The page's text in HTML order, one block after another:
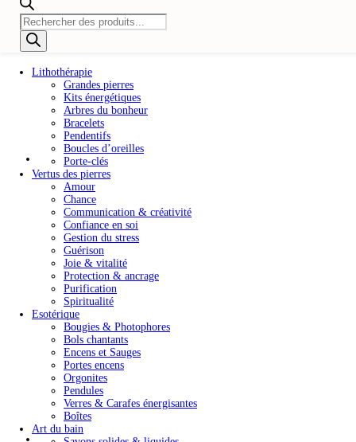
Recherche
de
produits
Lithothérapie
Grandes pierres
Kits énergétiques
Arbres du bonheur
Bracelets
Pendentifs
Boucles d’oreilles
Porte-clés
Vertus des pierres
Amour
Chance
Communication & créativité
Confiance en soi
Gestion du stress
Guérison
Joie & vitalité
Protection & ancrage
Purification
Spiritualité
Esotérique
Bougies & Photophores
Bols chantants
Encens et Sauges
Portes encens
Orgonites
Pendules
Verres & Carafes énergisantes
Boîtes
Art du bain